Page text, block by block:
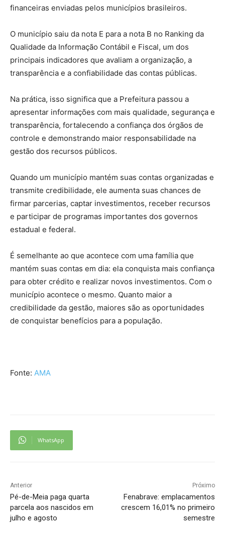
financeiras enviadas pelos municípios brasileiros.
O município saiu da nota E para a nota B no Ranking da
Qualidade da Informação Contábil e Fiscal, um dos
principais indicadores que avaliam a organização, a
transparência e a confiabilidade das contas públicas.
Na prática, isso significa que a Prefeitura passou a
apresentar informações com mais qualidade, segurança e
transparência, fortalecendo a confiança dos órgãos de
controle e demonstrando maior responsabilidade na
gestão dos recursos públicos.
Quando um município mantém suas contas organizadas e
transmite credibilidade, ele aumenta suas chances de
firmar parcerias, captar investimentos, receber recursos
e participar de programas importantes dos governos
estadual e federal.
É semelhante ao que acontece com uma família que
mantém suas contas em dia: ela conquista mais confiança
para obter crédito e realizar novos investimentos. Com o
município acontece o mesmo. Quanto maior a
credibilidade da gestão, maiores são as oportunidades
de conquistar benefícios para a população.
Fonte: AMA
WhatsApp
Anterior
Pé-de-Meia paga quarta
parcela aos nascidos em
julho e agosto
Próximo
Fenabrave: emplacamentos
crescem 16,01% no primeiro
semestre